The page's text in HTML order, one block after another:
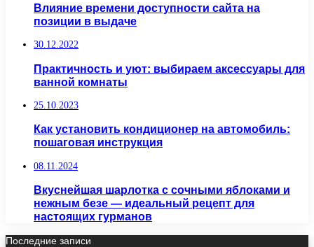
Влияние времени доступности сайта на
позиции в выдаче
30.12.2022
Практичность и уют: выбираем аксессуары для
ванной комнаты
25.10.2023
Как установить кондиционер на автомобиль:
пошаговая инструкция
08.11.2024
Вкуснейшая шарлотка с сочными яблоками и
нежным безе — идеальный рецепт для
настоящих гурманов
Последние записи